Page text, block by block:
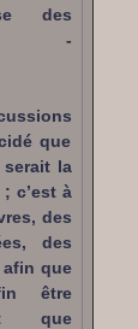
des
-
que
serait la
c’est à
des
des
que
être
que